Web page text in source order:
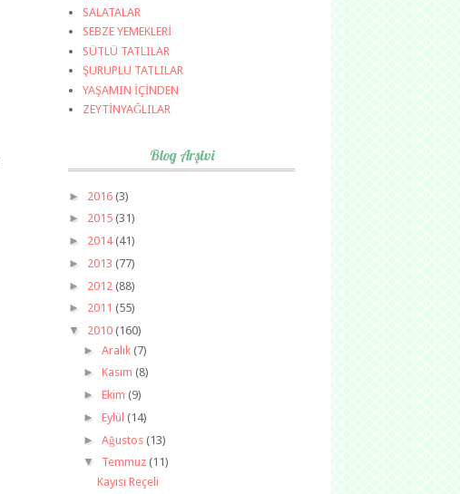
SALATALAR
SEBZE YEMEKLERİ
SÜTLÜ TATLILAR
ŞURUPLU TATLILAR
YAŞAMIN İÇİNDEN
ZEYTİNYAĞLILAR
Blog Arşivi
► 2016 (3)
► 2015 (31)
► 2014(41)
► 2013 (77)
► 2012 (88)
► 2011 (55)
▼ 2010 (160)
► Aralık (7)
► Kasım (8)
► Ekim (9)
► Eylül (14)
► Ağustos (13)
▼ Temmuz (11)
Kayısı Reçeli